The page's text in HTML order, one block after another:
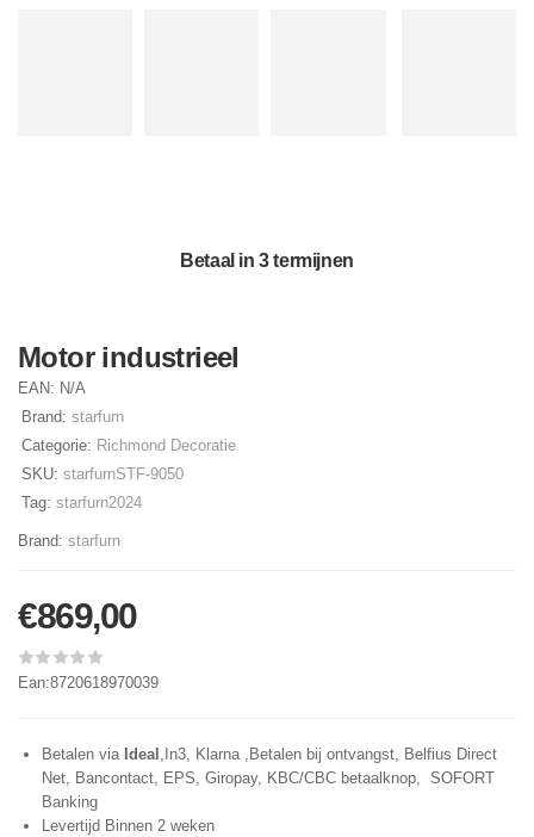
Betaal in 3 termijnen
Motor industrieel
EAN: N/A
Brand: starfurn
Categorie: Richmond Decoratie
SKU: starfurnSTF-9050
Tag: starfurn2024
Brand: starfurn
€869,00
Ean:8720618970039
Betalen via Ideal ,In3, Klarna ,Betalen bij ontvangst, Belfius Direct
Net, Bancontact, EPS, Giropay, KBC/CBC betaalknop, SOFORT
Banking
Levertijd Binnen 2 weken